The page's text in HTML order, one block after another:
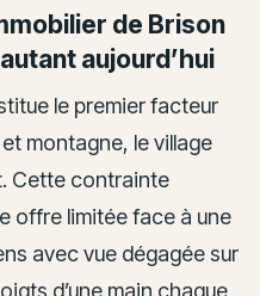
de Brison
aujourd’hui
le premier facteur
montagne, le village
Cette contrainte
offre limitée face à une
avec vue dégagée sur
d’une main chaque